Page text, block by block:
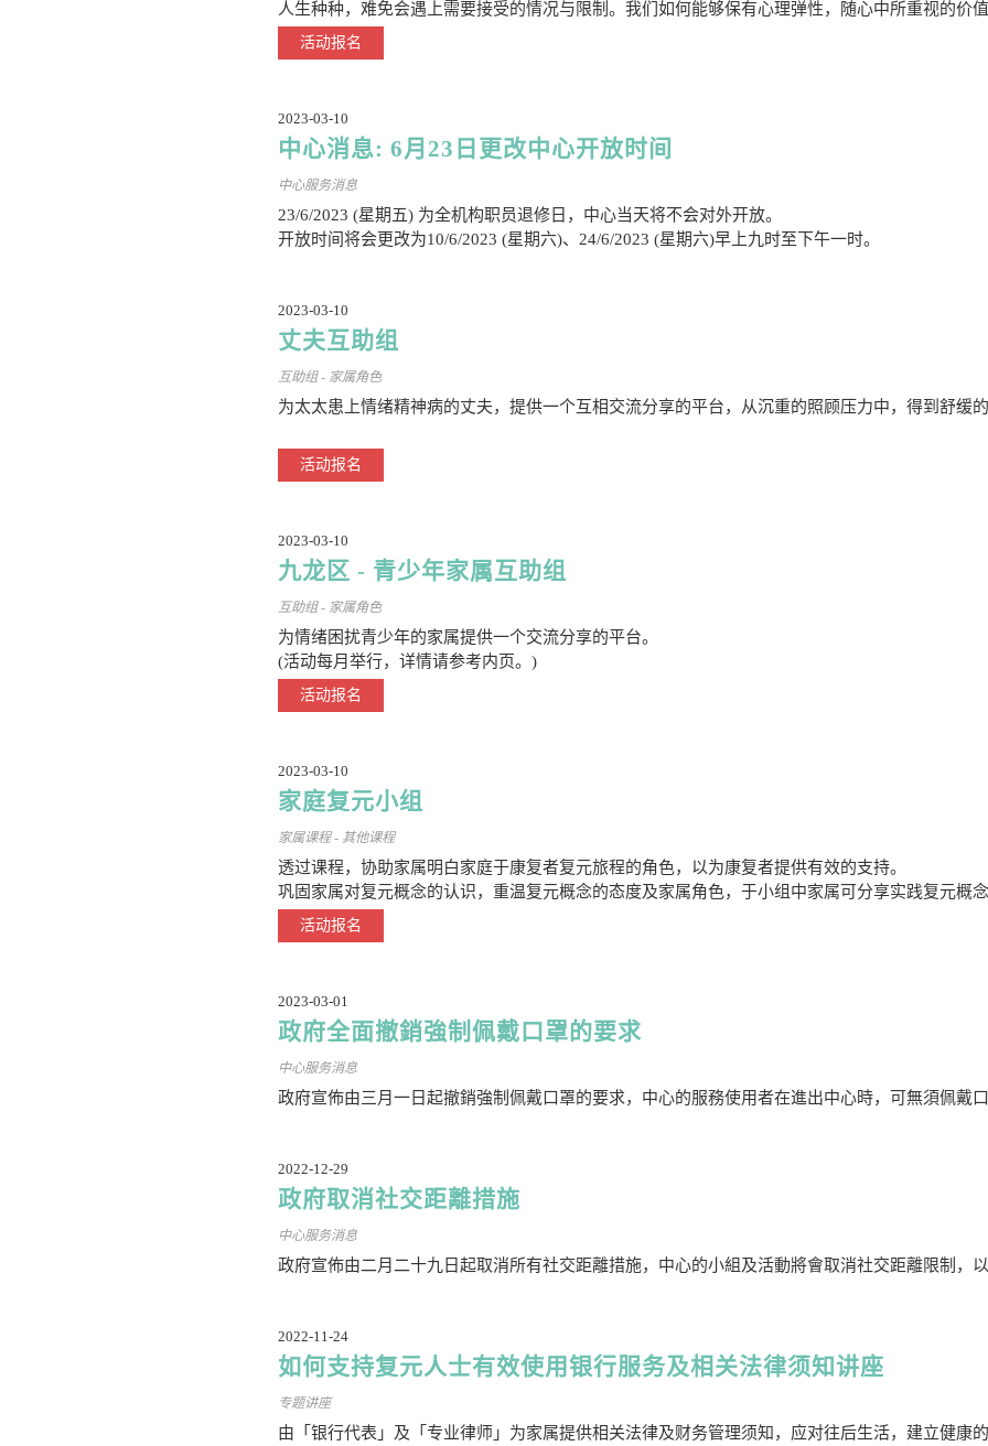
人生种种，难免会遇上需要接受的情况与限制。我们如何能够保有心理弹性，随心中所重视的价
活动报名
2023-03-10
中心消息: 6月23日更改中心开放时间
中心服务消息
23/6/2023 (星期五) 为全机构职员退修日，中心当天将不会对外开放。
开放时间将会更改为10/6/2023 (星期六)、24/6/2023 (星期六)早上九时至下午一时。
2023-03-10
丈夫互助组
互助组 - 家属角色
为太太患上情绪精神病的丈夫，提供一个互相交流分享的平台，从沉重的照顾压力中，得到舒缓的
活动报名
2023-03-10
九龙区 - 青少年家属互助组
互助组 - 家属角色
为情绪困扰青少年的家属提供一个交流分享的平台。
(活动每月举行，详情请参考内页。)
活动报名
2023-03-10
家庭复元小组
家属课程 - 其他课程
透过课程，协助家属明白家庭于康复者复元旅程的角色，以为康复者提供有效的支持。
巩固家属对复元概念的认识，重温复元概念的态度及家属角色，于小组中家属可分享实践复元概
活动报名
2023-03-01
政府全面撤銷強制佩戴口罩的要求
中心服务消息
政府宣佈由三月一日起撤銷強制佩戴口罩的要求，中心的服務使用者在進出中心時，可無須佩戴口
2022-12-29
政府取消社交距離措施
中心服务消息
政府宣佈由二月二十九日起取消所有社交距離措施，中心的小組及活動將會取消社交距離限制，
2022-11-24
如何支持复元人士有效使用银行服务及相关法律须知讲座
专题讲座
由「银行代表」及「专业律师」为家属提供相关法律及财务管理须知，应对往后生活，建立健康